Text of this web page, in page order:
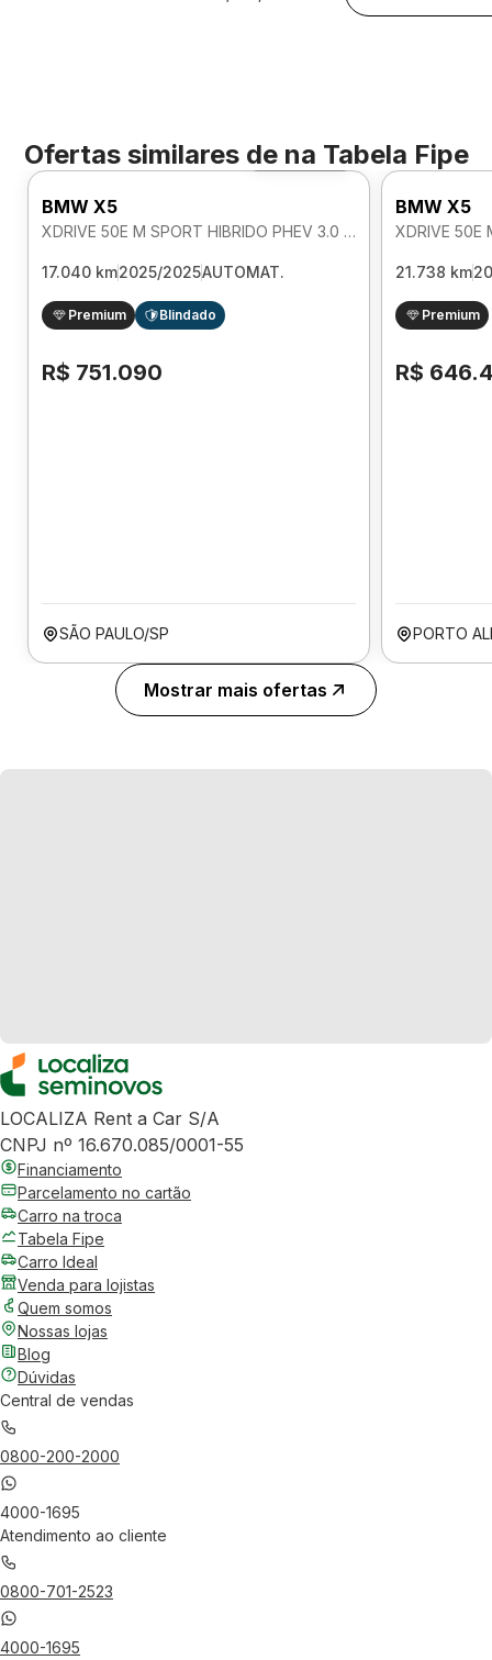
Ofertas similares de na Tabela Fipe
Foto 360º
BMW X5
XDRIVE 50E M SPORT HIBRIDO PHEV 3.0 AUTOMATICO
17.040 km2025/2025AUTOMAT.
Premium Blindado
R$ 751.090
SÃO PAULO/SP
BMW X5
21.738 km
Premium
R$
PORTO
Mostrar mais ofertas
LOCALIZA Rent a Car S/A
CNPJ nº 16.670.085/0001-55
Financiamento
Parcelamento no cartão
Carro na troca
Tabela Fipe
Carro Ideal
Venda para lojistas
Quem somos
Nossas lojas
Blog
Dúvidas
Central de vendas
0800-200-2000
4000-1695
Atendimento ao cliente
0800-701-2523
4000-1695